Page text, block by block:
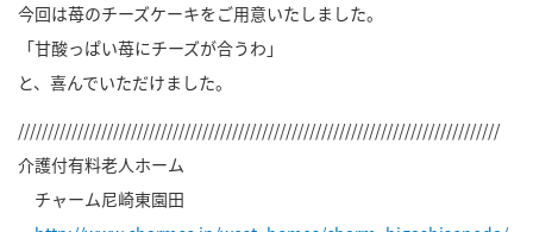
今回は苺のチーズケーキをご用意いたしました。
「甘酸っぱい苺にチーズが合うわ」
と、喜んでいただけました。
/////////////////////////////////////////////////////////////////////////////////
介護付有料老人ホーム
チャーム尼崎東園田